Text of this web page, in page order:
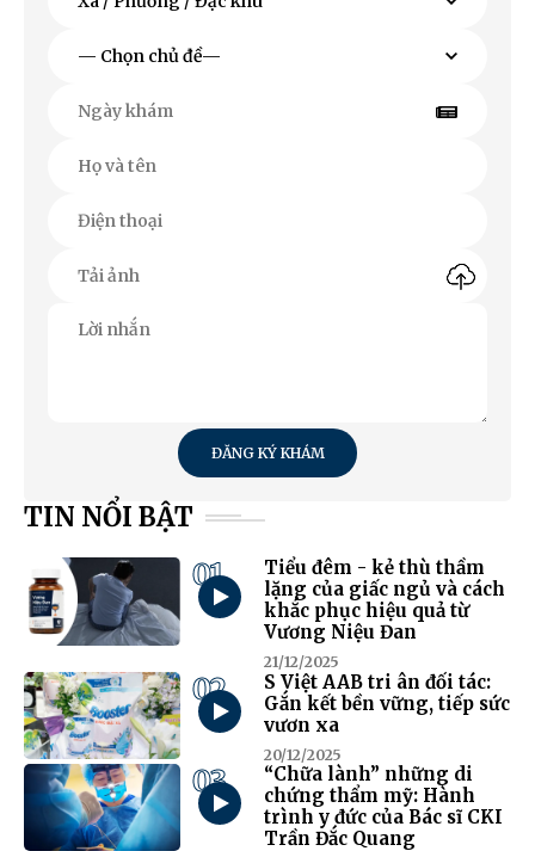
ĐĂNG KÝ KHÁM
TIN NỔI BẬT
01
Tiểu đêm - kẻ thù thầm
lặng của giấc ngủ và cách
khắc phục hiệu quả từ
Vương Niệu Đan
21/12/2025
02
S Việt AAB tri ân đối tác:
Gắn kết bền vững, tiếp sức
vươn xa
20/12/2025
03
“Chữa lành” những di
chứng thẩm mỹ: Hành
trình y đức của Bác sĩ CKI
Trần Đắc Quang